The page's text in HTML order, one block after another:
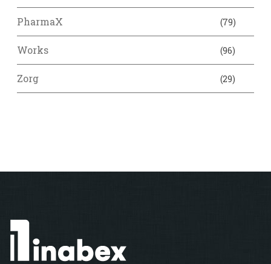
PharmaX (79)
Works (96)
Zorg (29)